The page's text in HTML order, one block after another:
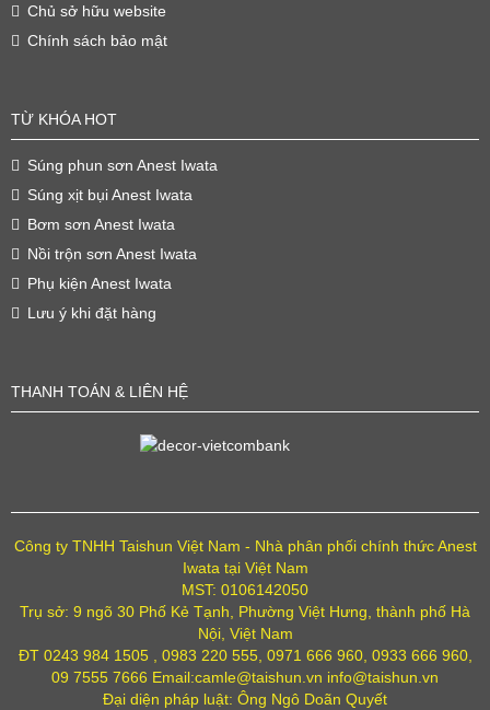
Chủ sở hữu website
Chính sách bảo mật
TỪ KHÓA HOT
Súng phun sơn Anest Iwata
Súng xịt bụi Anest Iwata
Bơm sơn Anest Iwata
Nồi trộn sơn Anest Iwata
Phụ kiện Anest Iwata
Lưu ý khi đặt hàng
THANH TOÁN & LIÊN HỆ
Công ty TNHH Taishun Việt Nam - Nhà phân phối chính thức Anest
Iwata tại Việt Nam
MST: 0106142050
Trụ sở: 9 ngõ 30 Phố Kẻ Tạnh, Phường Việt Hưng, thành phố Hà
Nội, Việt Nam
ĐT 0243 984 1505 , 0983 220 555, 0971 666 960, 0933 666 960,
09 7555 7666 Email:camle@taishun.vn info@taishun.vn
Đại diện pháp luật: Ông Ngô Doãn Quyết